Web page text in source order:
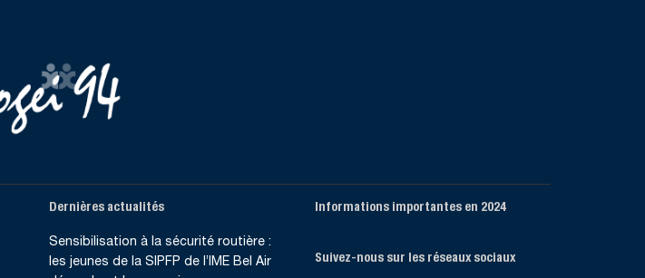
Dernières actualités
Sensibilisation à la sécurité routière :
les jeunes de la SIPFP de l’IME Bel Air
Informations importantes en 2024
Suivez-nous sur les réseaux sociaux